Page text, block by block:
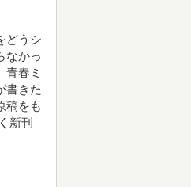
どうシ
なかっ
春ミ
書きた
稿をも
新刊